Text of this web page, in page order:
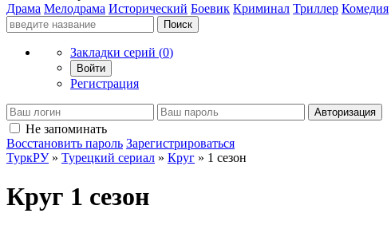
Драма Мелодрама Исторический Боевик Криминал Триллер Комедия
Поиск
Закладки серий (0)
Войти
Регистрация
Авторизация
Не запоминать
Восстановить пароль Зарегистрироваться
ТуркРУ» Турецкий сериал » Круг » 1 сезон
Круг 1 сезон